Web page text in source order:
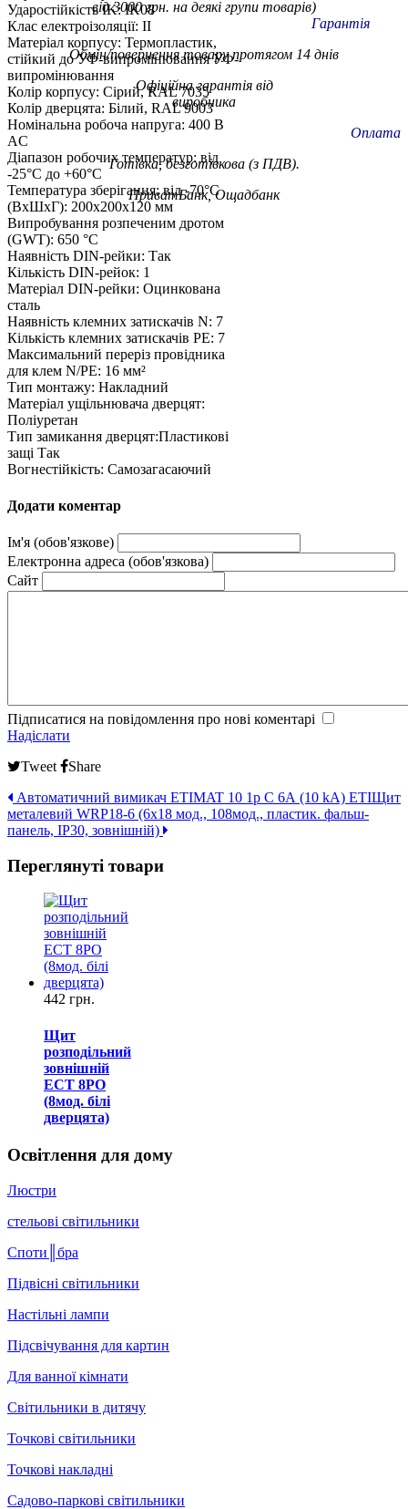
від 3000 грн. на деякі групи товарів)
Гарантія
Обмін/повернення товару протягом 14 днів
Офіційна гарантія від
виробника
Оплата
Готівка, безготівкова (з ПДВ).
ПриватБанк, Ощадбанк
Ударостійкість IK: IK08
Клас електроізоляції: II
Матеріал корпусу: Термопластик,
стійкий до УФ-випромінювання УФ-
випромінювання
Колір корпусу: Сірий, RAL 7035
Колір дверцята: Білий, RAL 9003
Номінальна робоча напруга: 400 В
AC
Діапазон робочих температур: від
-25°C до +60°C
Температура зберігання: від -70°C
(ВxШxГ): 200x200x120 мм
Випробування розпеченим дротом
(GWT): 650 °C
Наявність DIN-рейки: Так
Кількість DIN-рейок: 1
Матеріал DIN-рейки: Оцинкована
сталь
Наявність клемних затискачів N: 7
Кількість клемних затискачів PE: 7
Максимальний переріз провідника
для клем N/PE: 16 мм²
Тип монтажу: Накладний
Матеріал ущільнювача дверцят:
Поліуретан
Тип замикання дверцят:Пластикові
защі Так
Вогнестійкість: Самозагасаючий
Додати коментар
Ім'я (обов'язкове)
Електронна адреса (обов'язкова)
Сайт
Підписатися на повідомлення про нові коментарі
Надіслати
Tweet
Share
Автоматичний вимикач ETIMAT 10 1p C 6А (10 kA) ETIЩит
металевий WRP18-6 (6х18 мод., 108мод., пластик. фальш-
панель, IP30, зовнішній)
Переглянуті товари
442 грн.
Щит
розподільний
зовнішній
ECT 8PO
(8мод. білі
дверцята)
Освітлення для дому
Люстри
стельові світильники
Споти║бра
Підвісні світильники
Настільні лампи
Підсвічування для картин
Для ванної кімнати
Світильники в дитячу
Точкові світильники
Точкові накладні
Садово-паркові світильники